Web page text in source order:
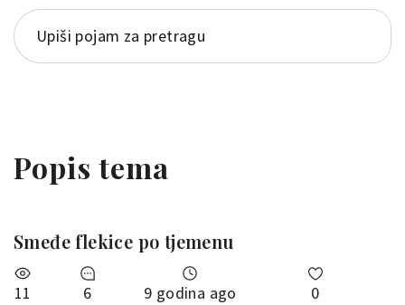
Popis tema
Smeđe flekice po tjemenu
11 6 9 godina ago 0